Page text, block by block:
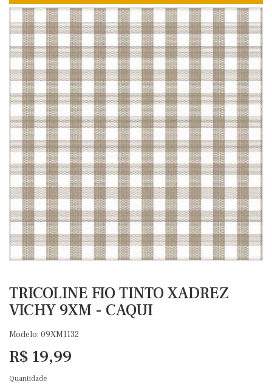
TRICOLINE FIO TINTO XADREZ
VICHY 9XM - CAQUI
Modelo: 09XM1132
R$ 19,99
Quantidade